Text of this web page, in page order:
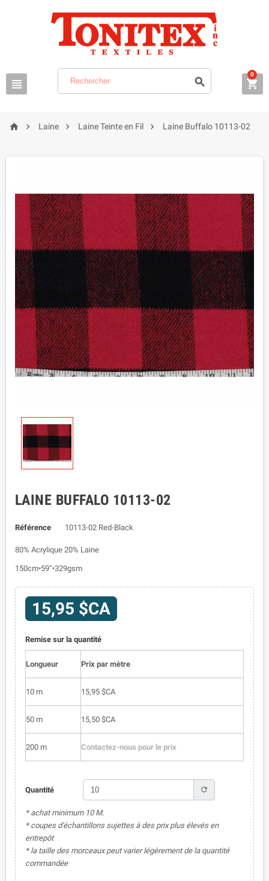
  
0
  Laine  Laine Teinte en Fil  Laine Buffalo 10113-02
LAINE BUFFALO 10113-02
Référence 10113-02 Red-Black
80% Acrylique 20% Laine
150cm•59”•329gsm
15,95 $CA
Remise sur la quantité
Longueur Prix par mètre
10 m 15,95 $CA
50 m 15,50 $CA
200 m Contactez-nous pour le prix
Quantité refresh
* achat minimum 10 M.
* coupes d'échantillons sujettes à des prix plus élevés en
entrepôt
* la taille des morceaux peut varier légèrement de la quantité
commandée